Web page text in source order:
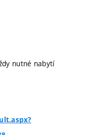
nutné nabytí